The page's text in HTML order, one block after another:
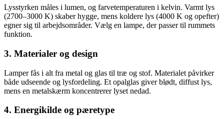
Lysstyrken måles i lumen, og farvetemperaturen i kelvin. Varmt lys
(2700–3000 K) skaber hygge, mens koldere lys (4000 K og opefter)
egner sig til arbejdsområder. Vælg en lampe, der passer til rummets
funktion.
3. Materialer og design
Lamper fås i alt fra metal og glas til træ og stof. Materialet påvirker
både udseende og lysfordeling. Et opalglas giver blødt, diffust lys,
mens en metalskærm koncentrerer lyset nedad.
4. Energikilde og pæretype